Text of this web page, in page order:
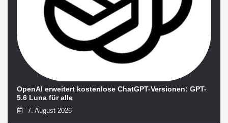
OpenAI erweitert kostenlose ChatGPT-Versionen: GPT-
5.6 Luna für alle
7. August 2026